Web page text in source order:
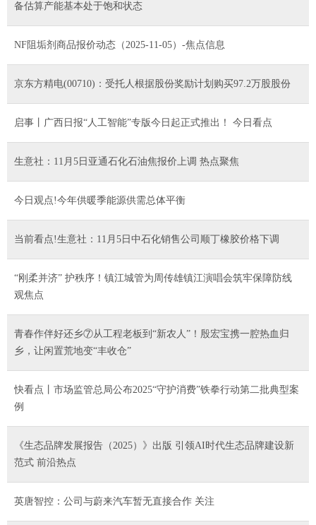
备估算产能基本处于饱和状态
NF阻垢剂商品报价动态（2025-11-05）-焦点信息
京东方精电(00710)：受托人根据股份奖励计划购买97.2万股股份
启事丨广西日报“人工智能”专版今日起正式推出！ 今日看点
生意社：11月5日亚通石化石油焦报价上调 热点聚焦
今日观点!今年供暖季能源供需总体平衡
当前看点!生意社：11月5日中石化销售公司顺丁橡胶价格下调
“刚柔并济” 护秩序！镇江城管为周传雄镇江演唱会筑牢保障防线
观焦点
青春作伴好还乡⑦从工程老板到“新农人”！殷宏宝携一腔热血归
乡，让闲置荒地变“丰收仓”
快看点丨市场监管总局公布2025“守护消费”铁拳行动第二批典型案
例
《生态品牌发展报告（2025）》出版 引领AI时代生态品牌建设新
范式 前沿热点
英唐智控：公司与蔚来汽车暂无直接合作 关注